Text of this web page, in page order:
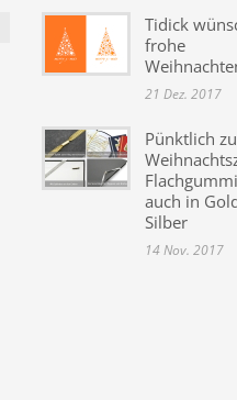
Tidick
frohe
21 Dez. 2017
Pünktlich
auch in
Silber
14 Nov. 2017